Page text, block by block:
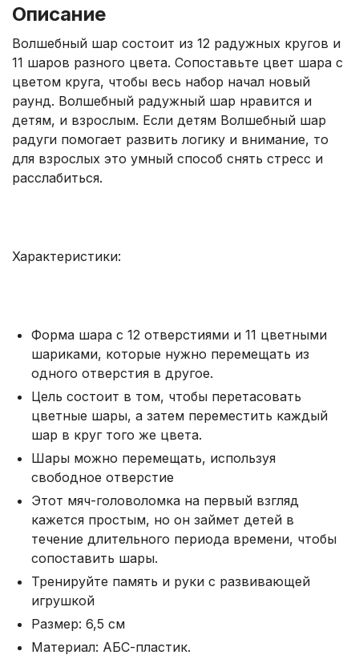
Описание
Волшебный шар состоит из 12 радужных кругов и
11 шаров разного цвета. Сопоставьте цвет шара с
цветом круга, чтобы весь набор начал новый
раунд. Волшебный радужный шар нравится и
детям, и взрослым. Если детям Волшебный шар
радуги помогает развить логику и внимание, то
для взрослых это умный способ снять стресс и
расслабиться.
Характеристики:
Форма шара с 12 отверстиями и 11 цветными
шариками, которые нужно перемещать из
одного отверстия в другое.
Цель состоит в том, чтобы перетасовать
цветные шары, а затем переместить каждый
шар в круг того же цвета.
Шары можно перемещать, используя
свободное отверстие
Этот мяч-головоломка на первый взгляд
кажется простым, но он займет детей в
течение длительного периода времени, чтобы
сопоставить шары.
Тренируйте память и руки с развивающей
игрушкой
Размер: 6,5 см
Материал: АБС-пластик.